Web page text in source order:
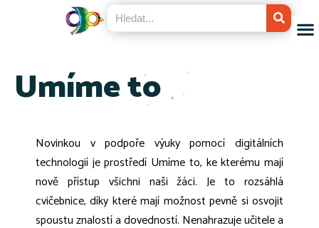
Umíme to
Novinkou v podpoře výuky pomocí digitálních
technologií je prostředí Umíme to, ke kterému mají
nově přístup všichni naši žáci. Je to rozsáhlá
cvičebnice, díky které mají možnost pevně si osvojit
spoustu znalostí a dovedností. Nenahrazuje učitele a